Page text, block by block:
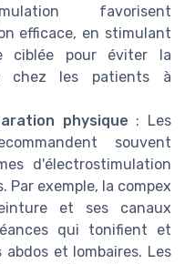
favorisent
efficace, en stimulant
ciblée pour éviter la
chez les patients à
physique : Les
souvent
d'électrostimulation
Par exemple, la compex
et ses canaux
qui tonifient et
et lombaires. Les